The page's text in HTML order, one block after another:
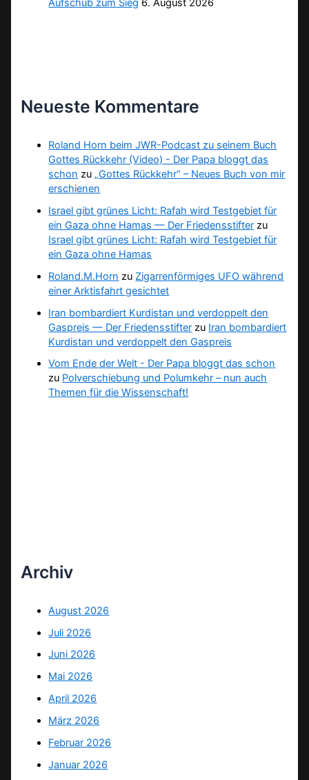
Aufschub zum Sieg 6. August 2026
Neueste Kommentare
Roland Horn beim JWR-Podcast zu seinem Buch
Gottes Rückkehr (Video) - Der Papa bloggt das
schon zu „Gottes Rückkehr“ – Neues Buch von mir
erschienen
Israel gibt grünes Licht: Rafah wird Testgebiet für
ein Gaza ohne Hamas — Der Friedensstifter zu
Israel gibt grünes Licht: Rafah wird Testgebiet für
ein Gaza ohne Hamas
Roland.M.Horn zu Zigarrenförmiges UFO während
einer Arktisfahrt gesichtet
Iran bombardiert Kurdistan und verdoppelt den
Gaspreis — Der Friedensstifter zu Iran bombardiert
Kurdistan und verdoppelt den Gaspreis
Vom Ende der Welt - Der Papa bloggt das schon
zu Polverschiebung und Polumkehr – nun auch
Themen für die Wissenschaft!
Archiv
August 2026
Juli 2026
Juni 2026
Mai 2026
April 2026
März 2026
Februar 2026
Januar 2026